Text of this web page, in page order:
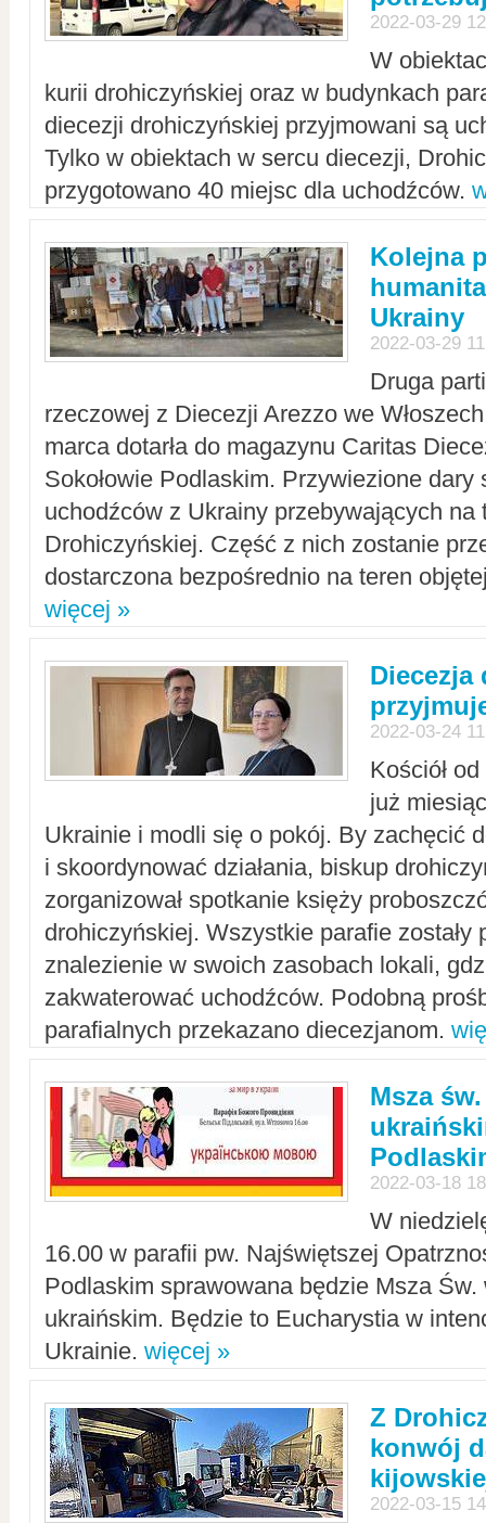
2022-03-29
W
kurii drohiczyńskiej oraz w budynkach
diecezji drohiczyńskiej przyjmowani są
Tylko w obiektach w sercu diecezji,
przygotowano 40 miejsc dla uchodźców.
Kolejna
Ukrainy
2022-03-29
Druga
rzeczowej z Diecezji Arezzo we
marca dotarła do magazynu Caritas
Sokołowie Podlaskim. Przywiezione dary
uchodźców z Ukrainy przebywających na
Drohiczyńskiej. Część z nich zostanie
dostarczona bezpośrednio na teren
więcej »
Diecezja
2022-03-24
Kościół
już
Ukrainie i modli się o pokój. By zachęcić
i skoordynować działania, biskup
zorganizował spotkanie księży
drohiczyńskiej. Wszystkie parafie zostały
znalezienie w swoich zasobach lokali,
zakwaterować uchodźców. Podobną
parafialnych przekazano diecezjanom.
Msza
2022-03-18
W
16.00 w parafii pw. Najświętszej
Podlaskim sprawowana będzie Msza Św.
ukraińskim. Będzie to Eucharystia w
Ukrainie. więcej »
Z
konwój
2022-03-15